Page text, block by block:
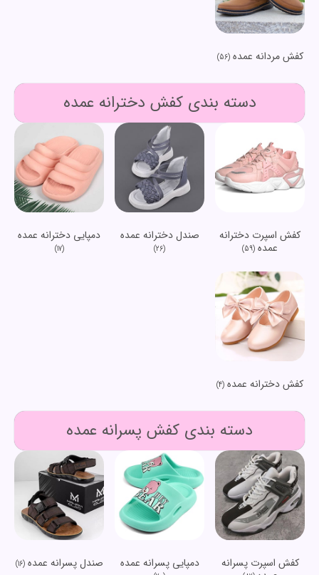
کفش مردانه عمده(56)
دسته بندی کفش دخترانه عمده
کفش اسپرت دخترانه
عمده (59)
صندل دخترانه عمده
(26)
دمپایی دخترانه عمده
(17)
کفش دخترانه عمده (4)
دسته بندی کفش پسرانه عمده
کفش اسپرت پسرانه
دمپایی پسرانه عمده صندل پسرانه عمده(16)